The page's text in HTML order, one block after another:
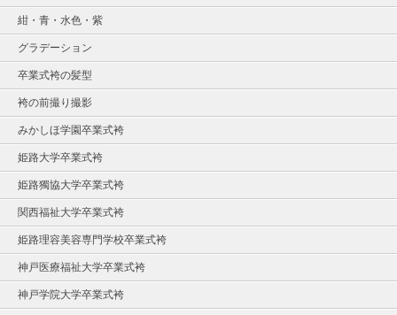
紺・青・水色・紫
グラデーション
卒業式袴の髪型
袴の前撮り撮影
みかしほ学園卒業式袴
姫路大学卒業式袴
姫路獨協大学卒業式袴
関西福祉大学卒業式袴
姫路理容美容専門学校卒業式袴
神戸医療福祉大学卒業式袴
神戸学院大学卒業式袴